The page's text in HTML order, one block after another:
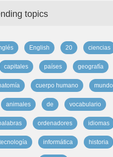
topics
English 20 ciencias
capitales países geografía
cuerpo humano mundo
animales de vocabulario
ordenadores idiomas
informática historia